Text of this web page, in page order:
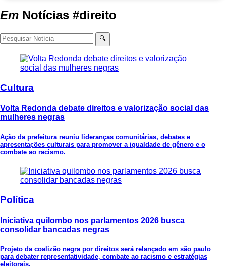
Em Notícias #direito
🔍
Cultura
Volta Redonda debate direitos e valorização social das
mulheres negras
Ação da prefeitura reuniu lideranças comunitárias, debates e
apresentações culturais para promover a igualdade de gênero e o
combate ao racismo.
Política
Iniciativa quilombo nos parlamentos 2026 busca
consolidar bancadas negras
Projeto da coalizão negra por direitos será relançado em são paulo
para debater representatividade, combate ao racismo e estratégias
eleitorais.